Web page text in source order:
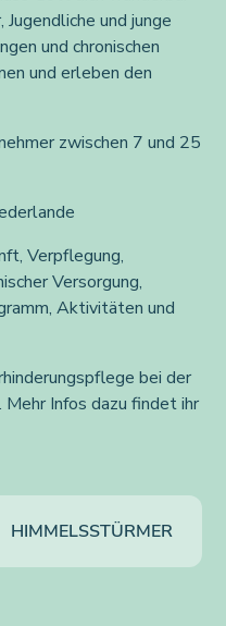
und junge
und chronischen
und erleben den
zwischen 7 und 25
Verpflegung,
Versorgung,
Aktivitäten und
bei der
Infos dazu findet ihr
HIMMELSSTÜRMER